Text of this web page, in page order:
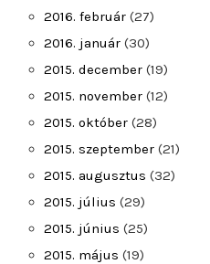
2016. február (27)
2016. január (30)
2015. december (19)
2015. november (12)
2015. október (28)
2015. szeptember (21)
2015. augusztus (32)
2015. július (29)
2015. június (25)
2015. május (19)